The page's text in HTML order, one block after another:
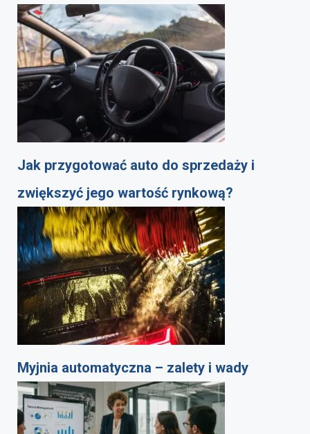
Jak przygotować auto do sprzedaży i
zwiększyć jego wartość rynkową?
Myjnia automatyczna – zalety i wady